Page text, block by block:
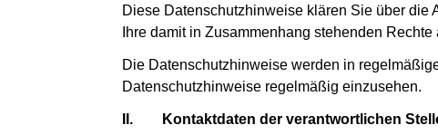
Diese Datenschutzhinweise klären Sie über die
Ihre damit in Zusammenhang stehenden Rechte
Die Datenschutzhinweise werden in
Datenschutzhinweise regelmäßig einzusehen.
II. Kontaktdaten der verantwortlichen